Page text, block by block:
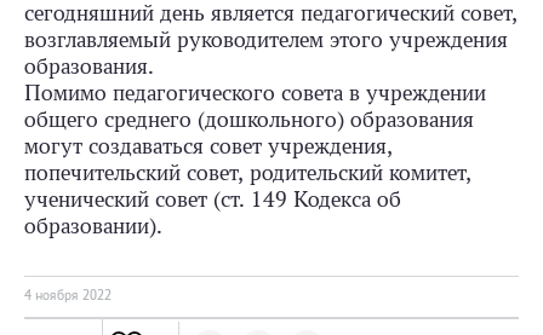
сегодняшний день является педагогический совет,
возглавляемый руководителем этого учреждения
образования.
Помимо педагогического совета в учреждении
общего среднего (дошкольного) образования
могут создаваться совет учреждения,
попечительский совет, родительский комитет,
ученический совет (ст. 149 Кодекса об
образовании).
4 ноября 2022